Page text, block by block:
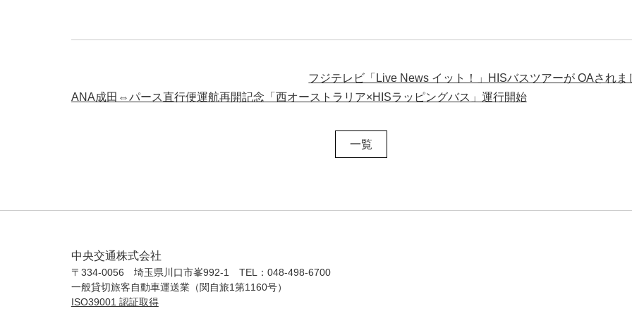
フジテレビ「Live News イット！」HISバスツアーが OAされま
ANA成田⇔パース直行便運航再開記念「西オーストラリア×HISラッピングバス」運行開始
一覧
中央交通株式会社
〒334-0056 埼玉県川口市峯992-1 TEL：048-498-6700
一般貸切旅客自動車運送業（関自旅1第1160号）
ISO39001 認証取得